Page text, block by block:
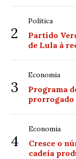
2
Política
Partido
de Lula à
3
Economia
Programa
prorrogado
4
Economia
Cresce o
cadeia